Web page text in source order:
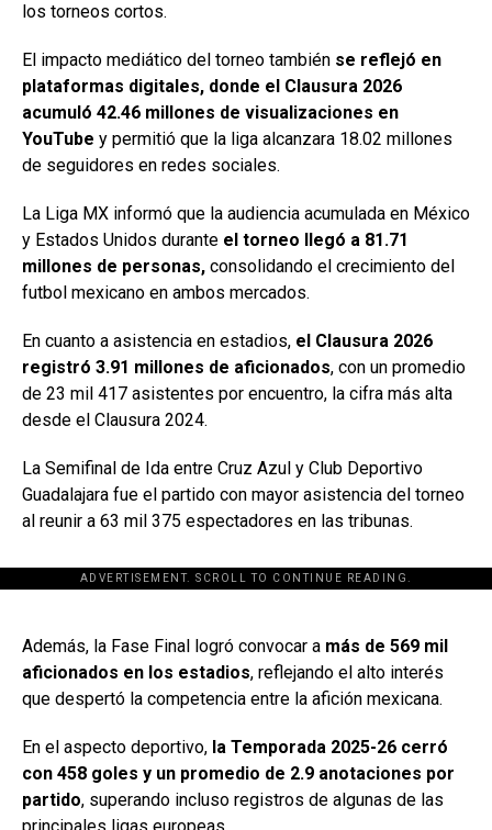
los torneos cortos.
El impacto mediático del torneo también se reflejó en
plataformas digitales, donde el Clausura 2026
acumuló 42.46 millones de visualizaciones en
YouTube y permitió que la liga alcanzara 18.02 millones
de seguidores en redes sociales.
La Liga MX informó que la audiencia acumulada en México
y Estados Unidos durante el torneo llegó a 81.71
millones de personas, consolidando el crecimiento del
futbol mexicano en ambos mercados.
En cuanto a asistencia en estadios, el Clausura 2026
registró 3.91 millones de aficionados, con un promedio
de 23 mil 417 asistentes por encuentro, la cifra más alta
desde el Clausura 2024.
La Semifinal de Ida entre Cruz Azul y Club Deportivo
Guadalajara fue el partido con mayor asistencia del torneo
al reunir a 63 mil 375 espectadores en las tribunas.
ADVERTISEMENT. SCROLL TO CONTINUE READING.
[adsforwp id="243463"]
Además, la Fase Final logró convocar a más de 569 mil
aficionados en los estadios, reflejando el alto interés
que despertó la competencia entre la afición mexicana.
En el aspecto deportivo, la Temporada 2025-26 cerró
con 458 goles y un promedio de 2.9 anotaciones por
partido, superando incluso registros de algunas de las